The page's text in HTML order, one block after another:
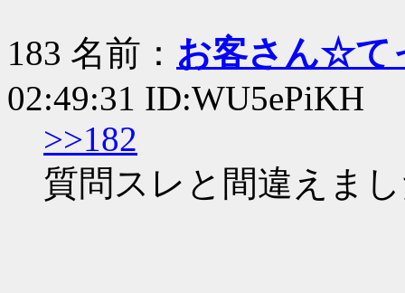
183 名前： お客さん☆て
02:49:31 ID:WU5ePiKH
>>182
質問スレと間違えま